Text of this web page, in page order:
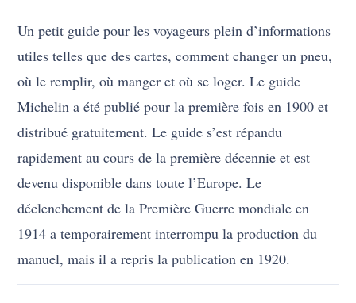
Un petit guide pour les voyageurs plein d’informations
utiles telles que des cartes, comment changer un pneu,
où le remplir, où manger et où se loger. Le guide
Michelin a été publié pour la première fois en 1900 et
distribué gratuitement. Le guide s’est répandu
rapidement au cours de la première décennie et est
devenu disponible dans toute l’Europe. Le
déclenchement de la Première Guerre mondiale en
1914 a temporairement interrompu la production du
manuel, mais il a repris la publication en 1920.